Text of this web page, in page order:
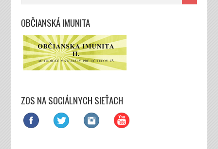
OBČIANSKÁ IMUNITA
ZOS NA SOCIÁLNYCH SIEŤACH